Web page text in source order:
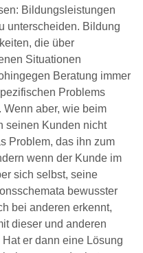
Bildungsleistungen
unterscheiden. Bildung
die über
Situationen
Beratung immer
Problems
aber, wie beim
seinen Kunden nicht
Problem, das ihn zum
wenn der Kunde im
sich selbst, seine
bewusster
bei anderen erkennt,
dieser und anderen
er dann eine Lösung